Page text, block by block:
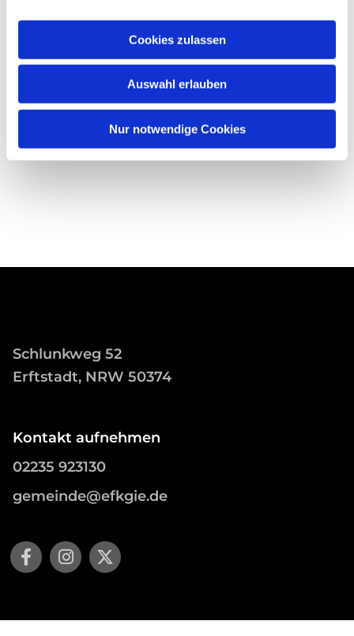
Cookies zulassen
Auswahl erlauben
Nur notwendige Cookies
Schlunkweg 52
Erftstadt, NRW 50374
Kontakt aufnehmen
02235 923130
gemeinde@efkgie.de